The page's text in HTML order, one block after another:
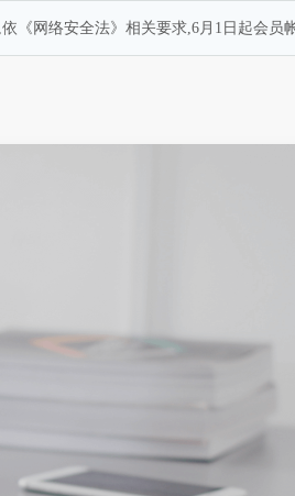
《网络安全法》相关要求,6月1日起会员